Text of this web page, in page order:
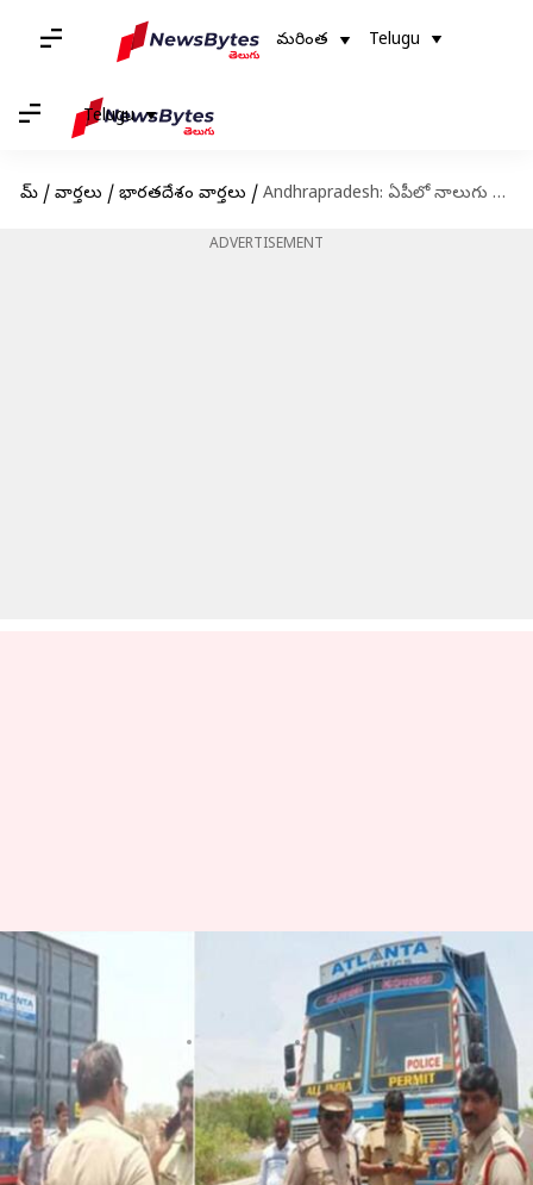
మరింత Telugu
Telugu
హోమ్ / వార్తలు / భారతదేశం వార్తలు / Andhrapradesh: ఏపీలో నాలుగు కంటైనర్ల నిండా కరెన్సీ పట్టివేత
ADVERTISEMENT
Andhrapradesh: ఏపీలో నాలుగు
కంటైనర్ల నిండా కరెన్సీ పట్టివేత
వ్రాసిన వారు Sirish Praharaju May 02, 2024 05:26 pm
ఈ వార్తాకథనం ఏంటి
ఆంధ్రప్రదేశ్రాష్ట్రంలోని అనంతపురం జిల్లాలో